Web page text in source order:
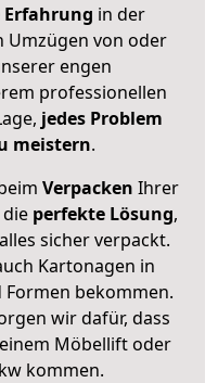
in der
Umzügen von oder
engen
professionellen
jedes Problem
meistern.
Verpacken Ihrer
perfekte Lösung,
sicher verpackt.
Kartonagen in
bekommen.
wir dafür, dass
Möbellift oder
kommen.